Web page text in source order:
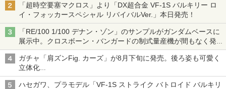
「超時空要塞マクロス」より「DX超合金 VF-1S バルキリー ロ
イ・フォッカースペシャル リバイバルVer.」本日発売！
「RE/100 1/100 デナン・ゾン」のサンプルがガンダムベースに
展示中。クロスボーン・バンガードの制式量産機が間もなく発送
【ガンダムベース撮り下ろし】
ガチャ「肩ズンFig. カーズ」が8月下旬に発売。後ろ姿も可愛く
立体化
ライトニング・マックィーンやメーターなど4種がラインナップ
ハセガワ、プラモデル「VF-1S ストライク バトロイド バルキリ